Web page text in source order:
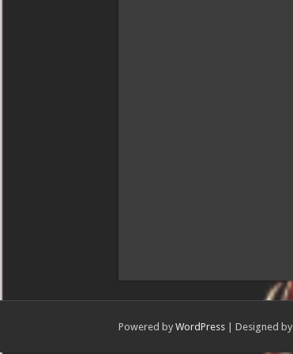
Powered by WordPress| Designed by